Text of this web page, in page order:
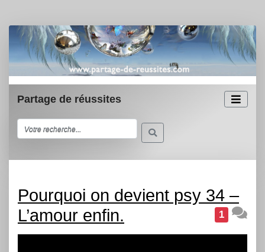
Partage de réussites
Pourquoi on devient psy 34 –
L’amour enfin.
1